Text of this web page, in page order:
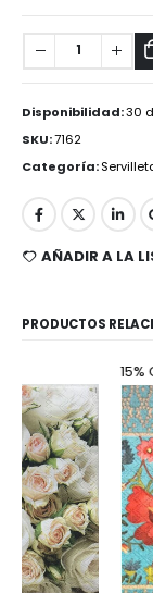
Disponibilidad:30
SKU:7162
Categoría:
AÑADIR A LA
PRODUCTOS